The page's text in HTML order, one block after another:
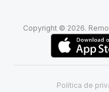
Copyright © 2026.
Política de